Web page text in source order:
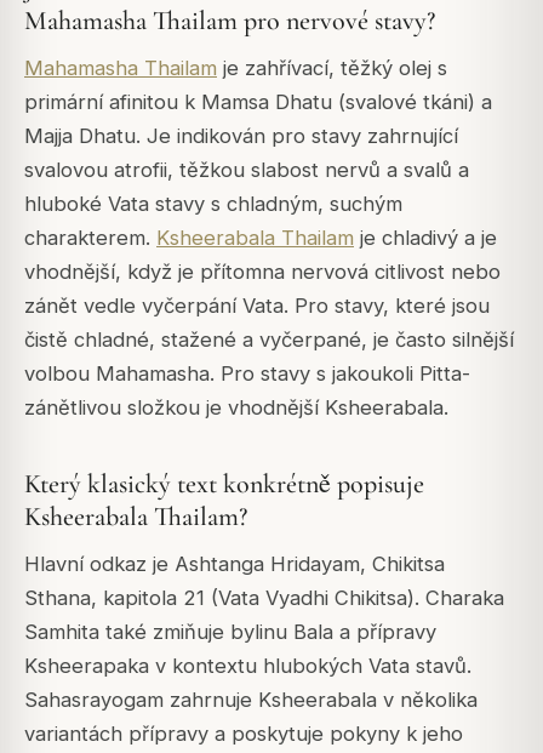
Mahamasha Thailam pro nervové stavy?
Mahamasha Thailam je zahřívací, těžký olej s
primární afinitou k Mamsa Dhatu (svalové tkáni) a
Majja Dhatu. Je indikován pro stavy zahrnující
svalovou atrofii, těžkou slabost nervů a svalů a
hluboké Vata stavy s chladným, suchým
charakterem. Ksheerabala Thailam je chladivý a je
vhodnější, když je přítomna nervová citlivost nebo
zánět vedle vyčerpání Vata. Pro stavy, které jsou
čistě chladné, stažené a vyčerpané, je často silnější
volbou Mahamasha. Pro stavy s jakoukoli Pitta-
zánětlivou složkou je vhodnější Ksheerabala.
Který klasický text konkrétně popisuje
Ksheerabala Thailam?
Hlavní odkaz je Ashtanga Hridayam, Chikitsa
Sthana, kapitola 21 (Vata Vyadhi Chikitsa). Charaka
Samhita také zmiňuje bylinu Bala a přípravy
Ksheerapaka v kontextu hlubokých Vata stavů.
Sahasrayogam zahrnuje Ksheerabala v několika
variantách přípravy a poskytuje pokyny k jeho